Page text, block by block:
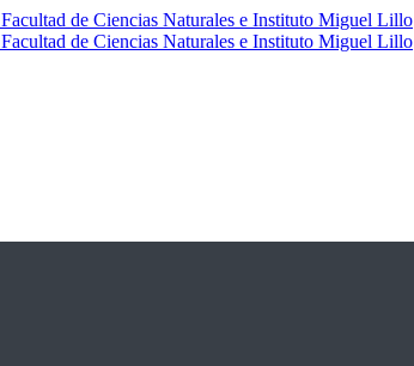
Facultad de Ciencias Naturales e Instituto Miguel Lillo
Facultad de Ciencias Naturales e Instituto Miguel Lillo